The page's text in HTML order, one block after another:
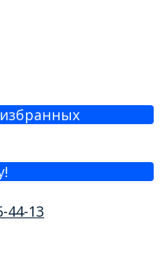
44-13